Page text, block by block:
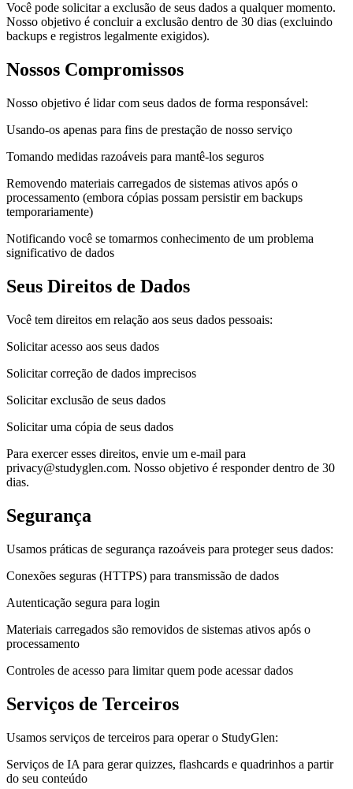
Você pode solicitar a exclusão de seus dados a qualquer momento.
Nosso objetivo é concluir a exclusão dentro de 30 dias (excluindo
backups e registros legalmente exigidos).
Nossos Compromissos
Nosso objetivo é lidar com seus dados de forma responsável:
Usando-os apenas para fins de prestação de nosso serviço
Tomando medidas razoáveis para mantê-los seguros
Removendo materiais carregados de sistemas ativos após o
processamento (embora cópias possam persistir em backups
temporariamente)
Notificando você se tomarmos conhecimento de um problema
significativo de dados
Seus Direitos de Dados
Você tem direitos em relação aos seus dados pessoais:
Solicitar acesso aos seus dados
Solicitar correção de dados imprecisos
Solicitar exclusão de seus dados
Solicitar uma cópia de seus dados
Para exercer esses direitos, envie um e-mail para
privacy@studyglen.com. Nosso objetivo é responder dentro de 30
dias.
Segurança
Usamos práticas de segurança razoáveis para proteger seus dados:
Conexões seguras (HTTPS) para transmissão de dados
Autenticação segura para login
Materiais carregados são removidos de sistemas ativos após o
processamento
Controles de acesso para limitar quem pode acessar dados
Serviços de Terceiros
Usamos serviços de terceiros para operar o StudyGlen:
Serviços de IA para gerar quizzes, flashcards e quadrinhos a partir
do seu conteúdo